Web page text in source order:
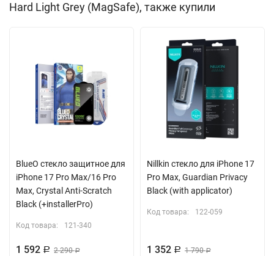
фирменным металлическим логотипом. Поставляется в
Встроенный магнитный модуль MagSafe
Hard Light Grey (MagSafe), также купили
BlueO стекло защитное для
iPhone 17 Pro Max/16 Pro
Max, Crystal Anti-Scratch
Black (+installerPro)
Код товара: 121-340
1 592 Р 2 290Р
Nillkin стекло для iPhone 17
Pro Max, Guardian Privacy
Black (with applicator)
Код товара: 122-059
1 352 Р 1 790Р